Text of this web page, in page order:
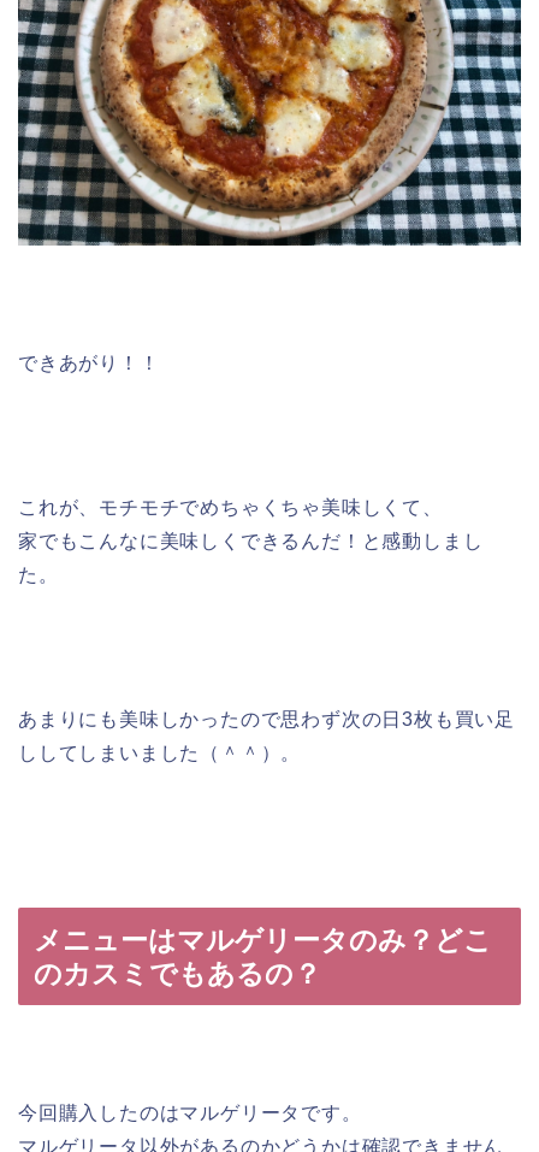
できあがり！！
これが、モチモチでめちゃくちゃ美味しくて、
家でもこんなに美味しくできるんだ！と感動しまし
た。
あまりにも美味しかったので思わず次の日3枚も買い足
ししてしまいました（＾＾）。
メニューはマルゲリータのみ？どこ
のカスミでもあるの？
今回購入したのはマルゲリータです。
マルゲリータ以外があるのかどうかは確認できません